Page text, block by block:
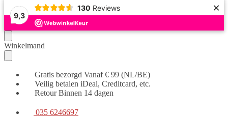
9,3
130 Reviews ×
Verder
naar
navigatie
Ga
naar
de
inhoud
Winkelmand
Gratis bezorgd Vanaf € 99 (NL/BE)
Veilig betalen iDeal, Creditcard, etc.
Retour Binnen 14 dagen
035 6246697